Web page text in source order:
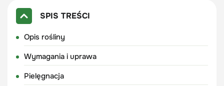
SPIS TREŚCI
Opis rośliny
Wymagania i uprawa
Pielęgnacja